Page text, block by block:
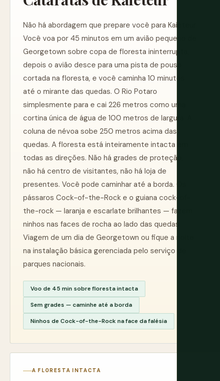
Não há abordagem que prepare você para Kaieteur.
Você voa por 45 minutos em um avião pequeno de
Georgetown sobre copa de floresta ininterrupta,
depois o avião desce para uma pista de pouso
cortada na floresta, e você caminha 10 minutos
até o mirante das quedas. O Rio Potaro
simplesmente para e cai 226 metros como uma
cortina única de água de 100 metros de largura. A
coluna de névoa sobe 250 metros acima das
quedas. A floresta está inteiramente intacta em
todas as direções. Não há grades de proteção,
não há centro de visitantes, não há loja de
presentes. Você pode caminhar até a borda. Os
pássaros Cock-of-the-Rock e o guiana cock-of-
the-rock — laranja e escarlate brilhantes — fazem
ninhos nas faces de rocha ao lado das quedas.
Viagem de um dia de Georgetown ou fique a noite
na instalação básica gerenciada pelo serviço de
parques nacionais.
Voo de 45 min sobre floresta intacta
Sem grades — caminhe até a borda
Ninhos de Cock-of-the-Rock na face da falésia
A FLORESTA INTACTA